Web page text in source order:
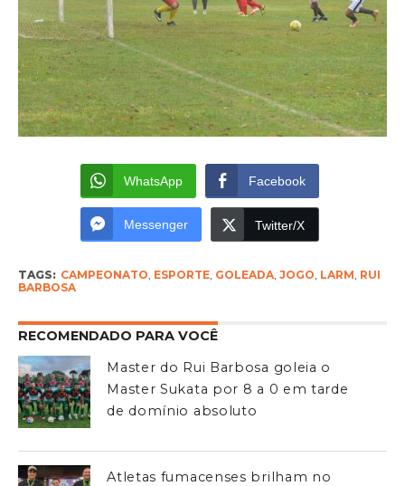
WhatsApp Facebook
Messenger Twitter/X
TAGS: CAMPEONATO ESPORTE, GOLEADA, JOGO LARM RUI
BARBOSA
RECOMENDADO PARA VOCÊ
Master do Rui Barbosa goleia o
Master Sukata por 8 a 0 em tarde
de domínio absoluto
Atletas fumacenses brilham no